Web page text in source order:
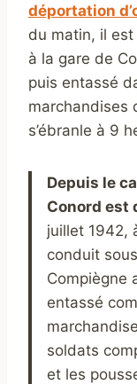
déportation
du matin, il
à la gare de
puis entassé
marchandises
s’ébranle à 9
Depuis le
Conord est
juillet 1942,
conduit
Compiègne
entassé
soldats
et les